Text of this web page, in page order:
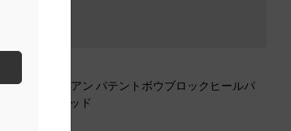
Dorian ドリアン パテントボウブロックヒールパ
レッド